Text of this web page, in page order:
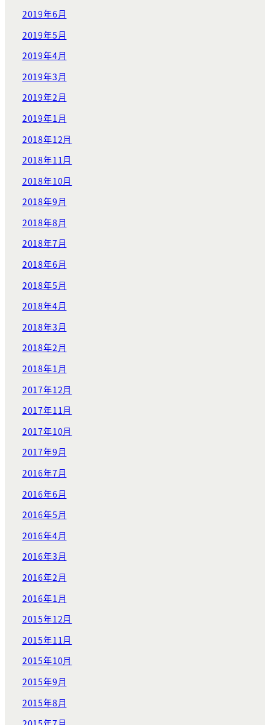
2019年6月
2019年5月
2019年4月
2019年3月
2019年2月
2019年1月
2018年12月
2018年11月
2018年10月
2018年9月
2018年8月
2018年7月
2018年6月
2018年5月
2018年4月
2018年3月
2018年2月
2018年1月
2017年12月
2017年11月
2017年10月
2017年9月
2016年7月
2016年6月
2016年5月
2016年4月
2016年3月
2016年2月
2016年1月
2015年12月
2015年11月
2015年10月
2015年9月
2015年8月